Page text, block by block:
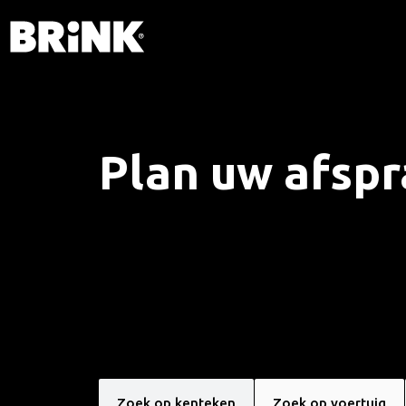
Plan uw
Zoek op kenteken Zoek op voertuig